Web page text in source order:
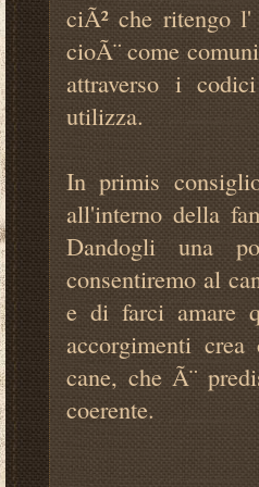
ciÃ² che ritengo
cioÃ¨ come
attraverso i
utilizza.
In primis
all'interno della
Dandogli una
consentiremo al
e di farci amare
accorgimenti
cane, che Ã¨
coerente.